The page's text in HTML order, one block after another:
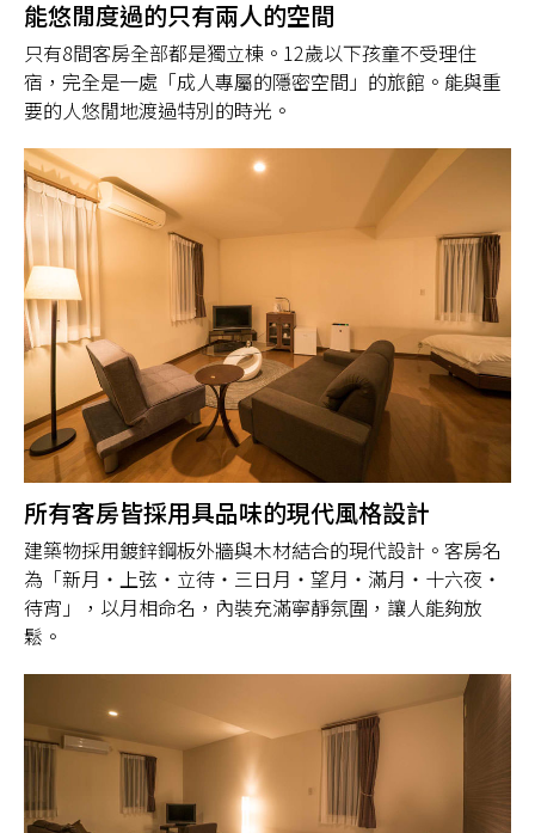
能悠閒度過的只有兩人的空間
只有8間客房全部都是獨立棟。12歲以下孩童不受理住
宿，完全是一處「成人專屬的隱密空間」的旅館。能與重
要的人悠閒地渡過特別的時光。
所有客房皆採用具品味的現代風格設計
建築物採用鍍鋅鋼板外牆與木材結合的現代設計。客房名
為「新月・上弦・立待・三日月・望月・滿月・十六夜・
待宵」，以月相命名，內裝充滿寧靜氛圍，讓人能夠放
鬆。